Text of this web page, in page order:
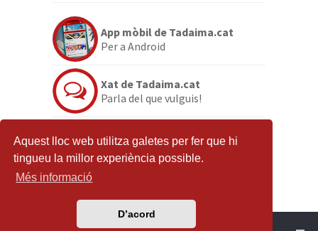
Aquest lloc web utilitza galetes per fer que hi
tingueu la millor experiència possible.
Més informació
D’acord
App mòbil de Tadaima.cat
Per a Android
Xat de Tadaima.cat
Parla del que vulguis!
Discord de Tadaima.cat
Per si no en tenies prou